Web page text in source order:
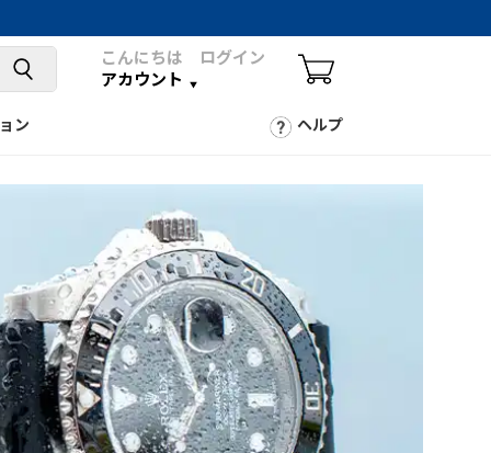
こんにちは ログイン
アカウント
ン ヘルプ